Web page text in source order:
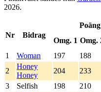
2026.
Nr Bidrag
Poäng
Omg. 1 Omg.
1
Woman 197 188
2
Honey
Honey
204 233
3
Selfish 198 210